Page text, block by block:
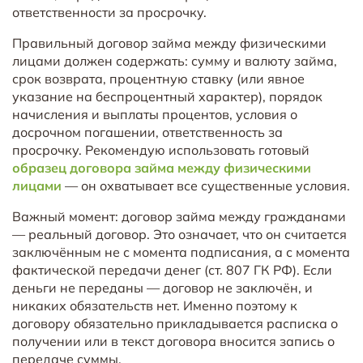
ответственности за просрочку.
Правильный договор займа между физическими
лицами должен содержать: сумму и валюту займа,
срок возврата, процентную ставку (или явное
указание на беспроцентный характер), порядок
начисления и выплаты процентов, условия о
досрочном погашении, ответственность за
просрочку. Рекомендую использовать готовый
образец договора займа между физическими
лицами — он охватывает все существенные условия.
Важный момент: договор займа между гражданами
— реальный договор. Это означает, что он считается
заключённым не с момента подписания, а с момента
фактической передачи денег (ст. 807 ГК РФ). Если
деньги не переданы — договор не заключён, и
никаких обязательств нет. Именно поэтому к
договору обязательно прикладывается расписка о
получении или в текст договора вносится запись о
передаче суммы.